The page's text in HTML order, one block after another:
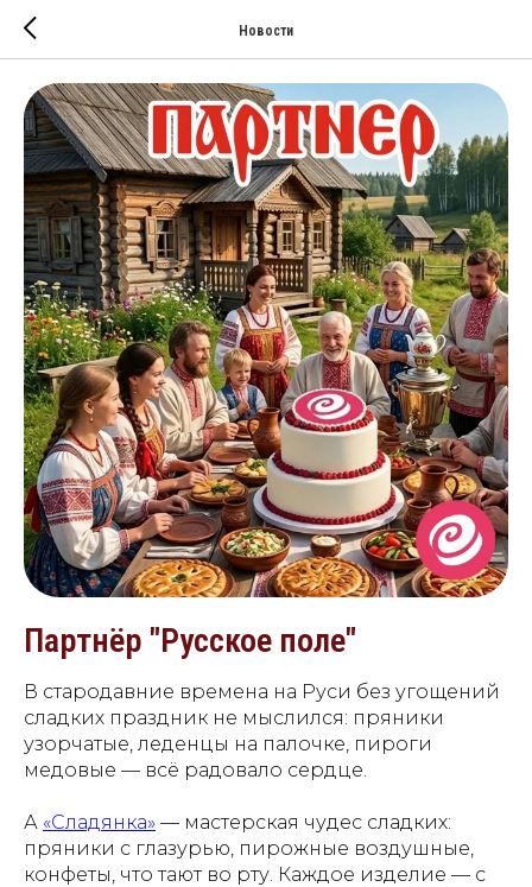
Новости
Партнёр "Русское поле"
В стародавние времена на Руси без угощений
сладких праздник не мыслился: пряники
узорчатые, леденцы на палочке, пироги
медовые — всё радовало сердце.
А «Сладянка» — мастерская чудес сладких:
пряники с глазурью, пирожные воздушные,
конфеты, что тают во рту. Каждое изделие — с